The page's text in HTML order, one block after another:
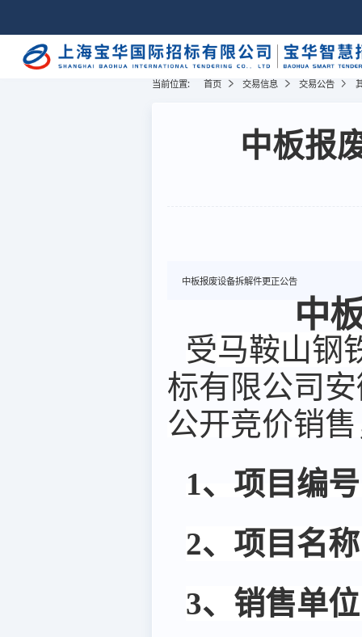
当前位置: 首页 交易信息 交易公告
中板报
中板报废设备拆解件更正公告
中
受马鞍山钢
标有限公司
公开竞价销
1、 项目编
2、项目名
3、销售单